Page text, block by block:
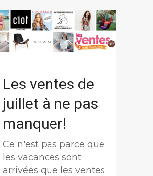
Les ventes de
juillet à ne pas
manquer!
Ce n'est pas parce que
les vacances sont
arrivées que les ventes